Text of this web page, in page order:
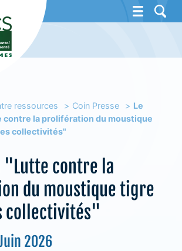
06 - Comité départemental
ressources Coin Presse
Le
contre la prolifération du moustique
collectivités"
"Lutte contre la
du moustique tigre
collectivités"
2026